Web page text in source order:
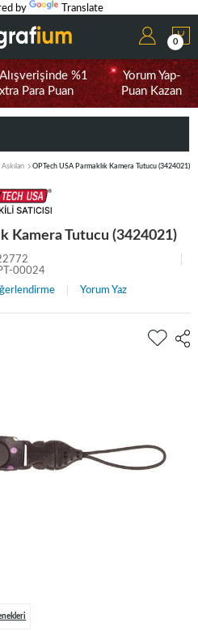
by Translate
0
%1
Para Puan
Yorum Yap-
Puan Kazan
OPTech USA Parmaklık Kamera Tutucu (3424021)
Kamera Tutucu (3424021)
00024
Yorum Yaz